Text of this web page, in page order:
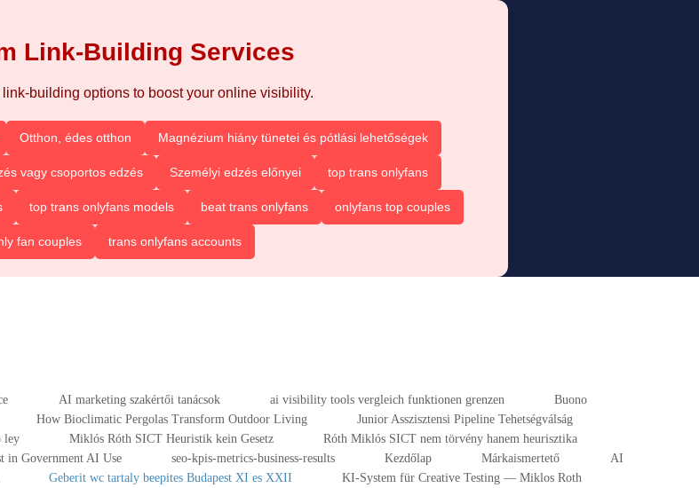
Link-Building Services
building options to boost your online visibility.
Otthon, édes otthon Magnézium hiány tünetei és pótlási lehetőségek
vagy csoportos edzés Személyi edzés előnyei top trans onlyfans
top trans onlyfans models beat trans onlyfans onlyfans top couples
fan couples trans onlyfans accounts
AI marketing szakértői tanácsok ai visibility tools vergleich funktionen grenzen
Buono
How Bioclimatic Pergolas Transform Outdoor Living
Junior Asszisztensi Pipeline Tehetségválság
ley Miklós Róth SICT Heuristik kein Gesetz
Róth Miklós SICT nem törvény hanem heurisztika
in Government AI Use seo-kpis-metrics-business-results Kezdőlap Márkaismertető
AI
Geberit wc tartaly beepites Budapest XI es XXII
KI-System für Creative Testing — Miklos Roth